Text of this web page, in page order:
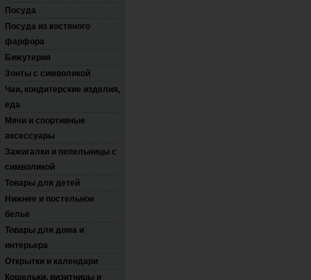
Посуда
Посуда из костяного
фарфора
Бижутерия
Зонты с символикой
Чаи, кондитерские изделия,
еда
Мячи и спортивные
аксессуары
Зажигалки и пепельницы с
символикой
Товары для детей
Нижнее и постельное
белье
Товары для дома и
интерьера
Открытки и календари
Кошельки, визитницы и